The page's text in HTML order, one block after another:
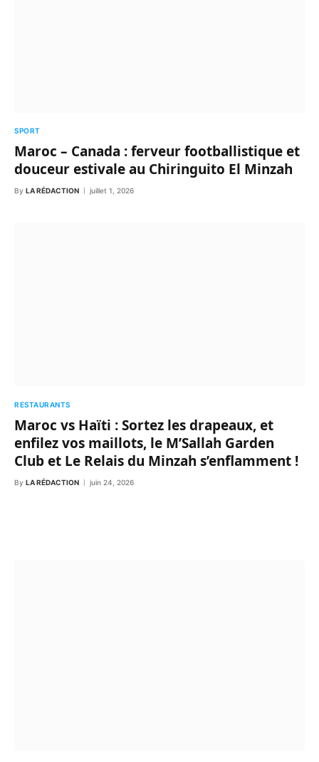
SPORT
Maroc – Canada : ferveur footballistique et
douceur estivale au Chiringuito El Minzah
By LA RÉDACTION juillet 1, 2026
RESTAURANTS
Maroc vs Haïti : Sortez les drapeaux, et
enfilez vos maillots, le M’Sallah Garden
Club et Le Relais du Minzah s’enflamment !
By LA RÉDACTION juin 24, 2026